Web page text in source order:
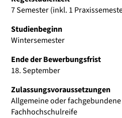
7 Semester (inkl. 1
Studienbeginn
Wintersemester
Ende der Bewerbungsfrist
18. September
Zulassungsvoraussetzungen
Allgemeine oder
Fachhochschulreife